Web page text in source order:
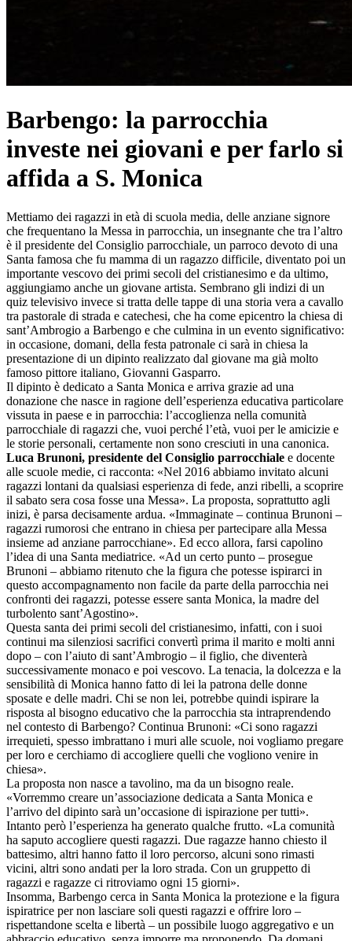
Barbengo: la parrocchia
investe nei giovani e per farlo si
affida a S. Monica
Mettiamo dei ragazzi in età di scuola media, delle anziane signore
che frequentano la Messa in parrocchia, un insegnante che tra l’altro
è il presidente del Consiglio parrocchiale, un parroco devoto di una
Santa famosa che fu mamma di un ragazzo difficile, diventato poi un
importante vescovo dei primi secoli del cristianesimo e da ultimo,
aggiungiamo anche un giovane artista. Sembrano gli indizi di un
quiz televisivo invece si tratta delle tappe di una storia vera a cavallo
tra pastorale di strada e catechesi, che ha come epicentro la chiesa di
sant’Ambrogio a Barbengo e che culmina in un evento significativo:
in occasione, domani, della festa patronale ci sarà in chiesa la
presentazione di un dipinto realizzato dal giovane ma già molto
famoso pittore italiano, Giovanni Gasparro.
Il dipinto è dedicato a Santa Monica e arriva grazie ad una
donazione che nasce in ragione dell’esperienza educativa particolare
vissuta in paese e in parrocchia: l’accoglienza nella comunità
parrocchiale di ragazzi che, vuoi perché l’età, vuoi per le amicizie e
le storie personali, certamente non sono cresciuti in una canonica.
Luca Brunoni, presidente del Consiglio parrocchiale e docente
alle scuole medie, ci racconta: «Nel 2016 abbiamo invitato alcuni
ragazzi lontani da qualsiasi esperienza di fede, anzi ribelli, a scoprire
il sabato sera cosa fosse una Messa». La proposta, soprattutto agli
inizi, è parsa decisamente ardua. «Immaginate – continua Brunoni –
ragazzi rumorosi che entrano in chiesa per partecipare alla Messa
insieme ad anziane parrocchiane». Ed ecco allora, farsi capolino
l’idea di una Santa mediatrice. «Ad un certo punto – prosegue
Brunoni – abbiamo ritenuto che la figura che potesse ispirarci in
questo accompagnamento non facile da parte della parrocchia nei
confronti dei ragazzi, potesse essere santa Monica, la madre del
turbolento sant’Agostino».
Questa santa dei primi secoli del cristianesimo, infatti, con i suoi
continui ma silenziosi sacrifici convertì prima il marito e molti anni
dopo – con l’aiuto di sant’Ambrogio – il figlio, che diventerà
successivamente monaco e poi vescovo. La tenacia, la dolcezza e la
sensibilità di Monica hanno fatto di lei la patrona delle donne
sposate e delle madri. Chi se non lei, potrebbe quindi ispirare la
risposta al bisogno educativo che la parrocchia sta intraprendendo
nel contesto di Barbengo? Continua Brunoni: «Ci sono ragazzi
irrequieti, spesso imbrattano i muri alle scuole, noi vogliamo pregare
per loro e cerchiamo di accogliere quelli che vogliono venire in
chiesa».
La proposta non nasce a tavolino, ma da un bisogno reale.
«Vorremmo creare un’associazione dedicata a Santa Monica e
l’arrivo del dipinto sarà un’occasione di ispirazione per tutti».
Intanto però l’esperienza ha generato qualche frutto. «La comunità
ha saputo accogliere questi ragazzi. Due ragazze hanno chiesto il
battesimo, altri hanno fatto il loro percorso, alcuni sono rimasti
vicini, altri sono andati per la loro strada. Con un gruppetto di
ragazzi e ragazze ci ritroviamo ogni 15 giorni».
Insomma, Barbengo cerca in Santa Monica la protezione e la figura
ispiratrice per non lasciare soli questi ragazzi e offrire loro –
rispettandone scelta e libertà – un possibile luogo aggregativo e un